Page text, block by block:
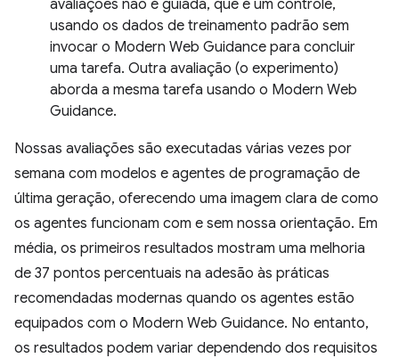
avaliações não é guiada, que é um controle,
usando os dados de treinamento padrão sem
invocar o Modern Web Guidance para concluir
uma tarefa. Outra avaliação (o experimento)
aborda a mesma tarefa usando o Modern Web
Guidance.
Nossas avaliações são executadas várias vezes por
semana com modelos e agentes de programação de
última geração, oferecendo uma imagem clara de como
os agentes funcionam com e sem nossa orientação. Em
média, os primeiros resultados mostram uma melhoria
de 37 pontos percentuais na adesão às práticas
recomendadas modernas quando os agentes estão
equipados com o Modern Web Guidance. No entanto,
os resultados podem variar dependendo dos requisitos